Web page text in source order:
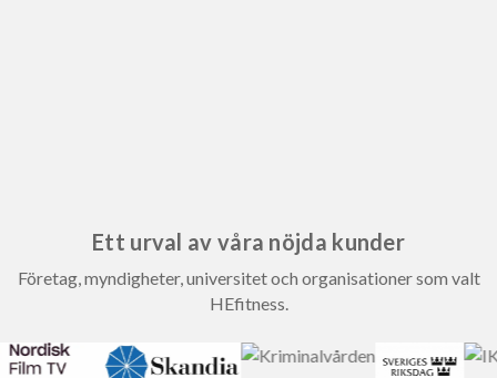
Ett urval av våra nöjda kunder
Företag, myndigheter, universitet och organisationer som valt
HEfitness.